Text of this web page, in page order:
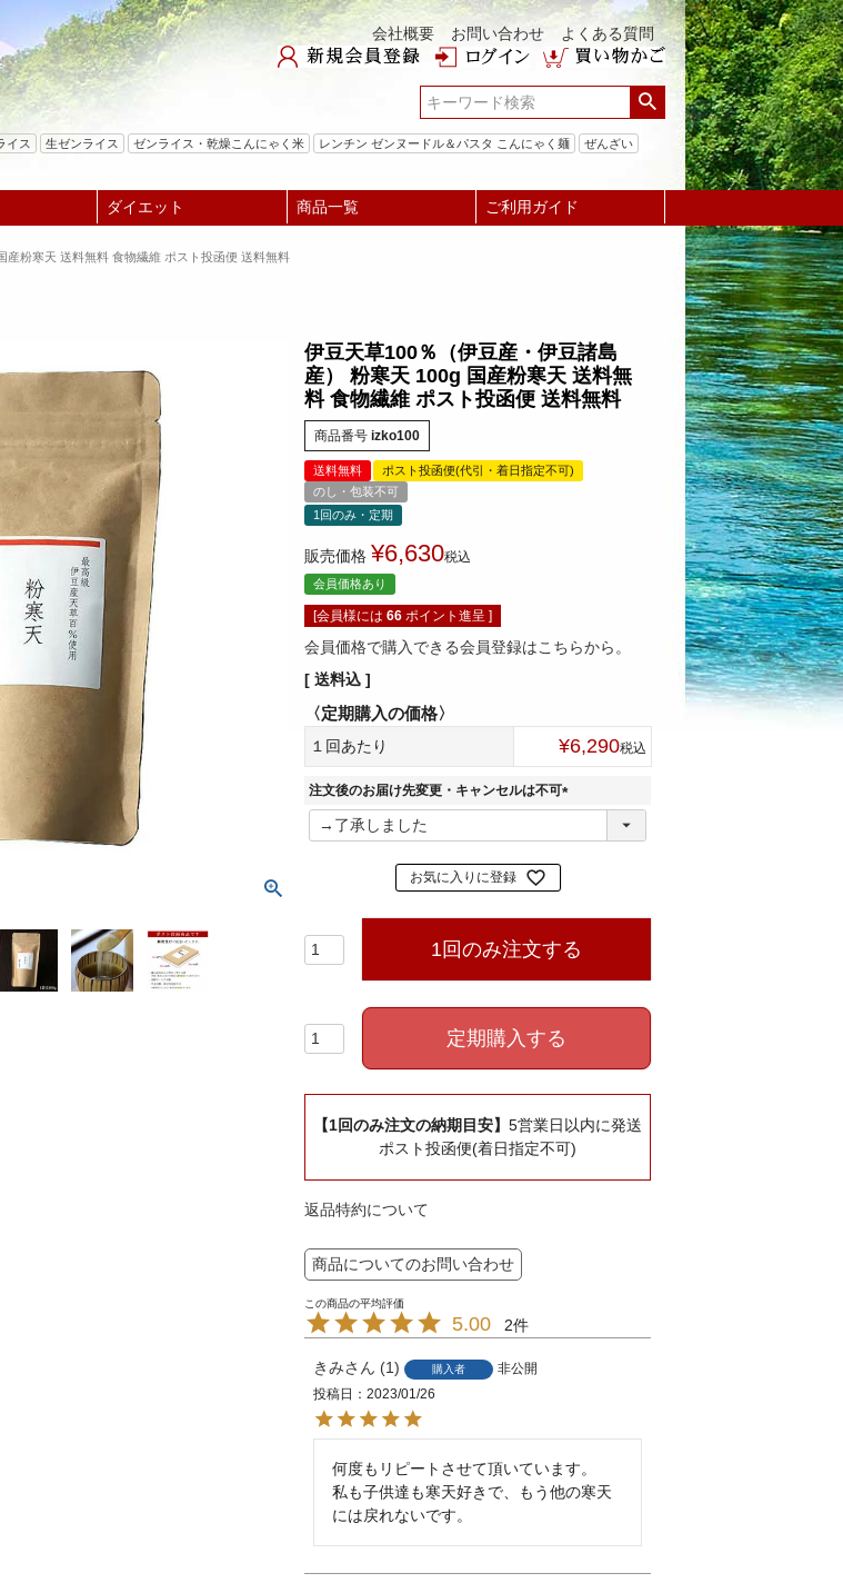
会社概要 お問い合わせ よくある質問
検索
イス 生ゼンライス ゼンライス・乾燥こんにゃく米 レンチン ゼンヌードル＆パスタ こんにゃく麺
ぜんざい
ダイエット 商品一覧 ご利用ガイド
粉寒天 送料無料 食物繊維 ポスト投函便 送料無料
伊豆天草100％（伊豆産・伊豆諸島
産） 粉寒天 100g 国産粉寒天 送料無
料 食物繊維 ポスト投函便 送料無料
商品番号 izko100
送料無料
ポスト投函便(代引・着日指定不可)
のし・包装不可
1回のみ・定期
販売価格 ¥6,630税込
会員価格あり
[会員様には 66 ポイント進呈 ]
会員価格で購入できる会員登録はこちらから。
送料込
１回あたり ¥6,290税込
注文後のお届け先変更・キャンセルは不可
(
お気に入りに登録
1回のみ注文する
定期購入する
【1回のみ注文の納期目安】 5営業日以内に発送
ポスト投函便(着日指定不可)
返品特約について
商品についてのお問い合わせ
5.00 2
きみ 1 購入者
非公開
投稿日
2023/01/26
何度もリピートさせて頂いています。
私も子供達も寒天好きで、もう他の寒天
には戻れないです。